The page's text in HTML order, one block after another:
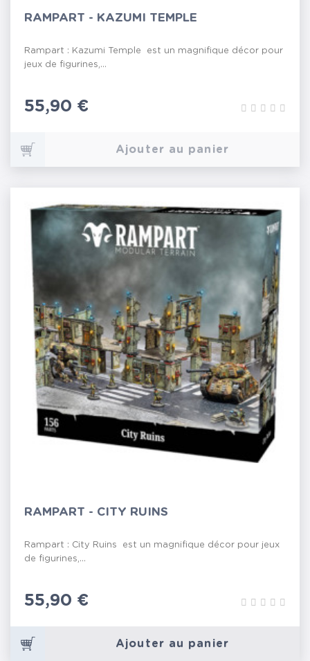
RAMPART - KAZUMI TEMPLE
Rampart : Kazumi Temple est un magnifique décor pour
jeux de figurines,...
Prix
55,90 €
Ajouter au panier
RAMPART - CITY RUINS
Rampart : City Ruins est un magnifique décor pour jeux
de figurines,...
Prix
55,90 €
Ajouter au panier